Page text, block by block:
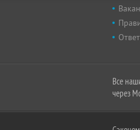
Все
через